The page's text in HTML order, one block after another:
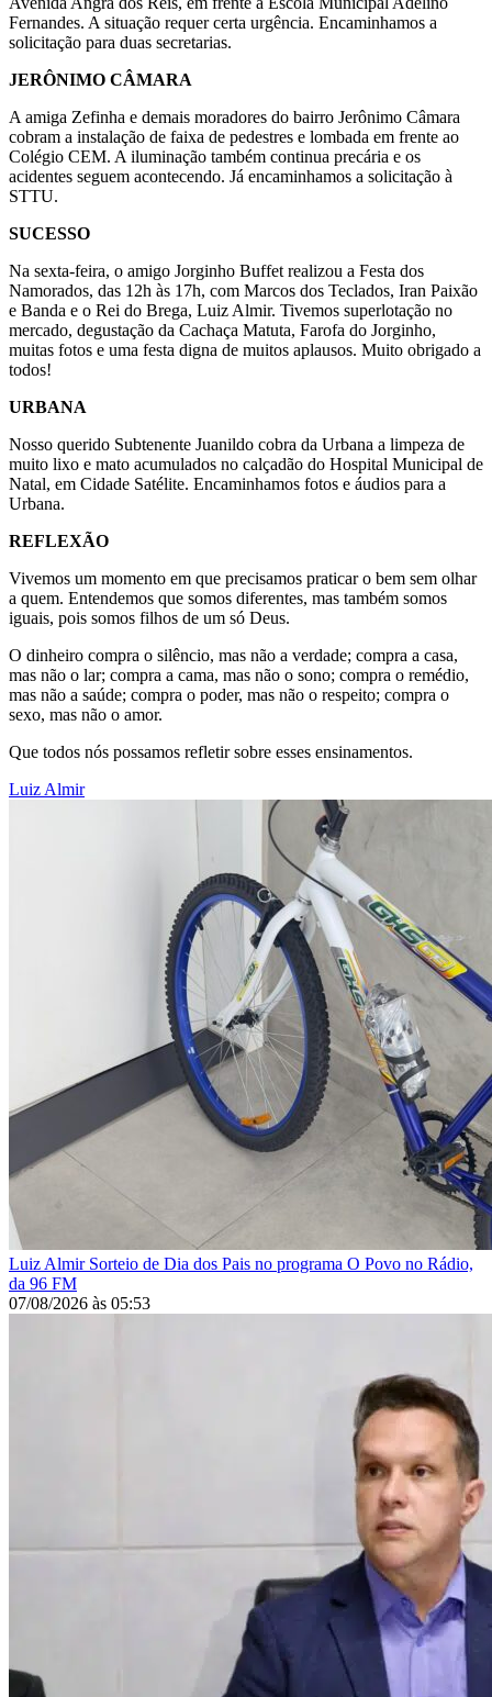
Fernandes. A situação requer certa urgência. Encaminhamos a
solicitação para duas secretarias.
JERÔNIMO CÂMARA
A amiga Zefinha e demais moradores do bairro Jerônimo Câmara
cobram a instalação de faixa de pedestres e lombada em frente ao
Colégio CEM. A iluminação também continua precária e os
acidentes seguem acontecendo. Já encaminhamos a solicitação à
STTU.
SUCESSO
Na sexta-feira, o amigo Jorginho Buffet realizou a Festa dos
Namorados, das 12h às 17h, com Marcos dos Teclados, Iran Paixão
e Banda e o Rei do Brega, Luiz Almir. Tivemos superlotação no
mercado, degustação da Cachaça Matuta, Farofa do Jorginho,
muitas fotos e uma festa digna de muitos aplausos. Muito obrigado a
todos!
URBANA
Nosso querido Subtenente Juanildo cobra da Urbana a limpeza de
muito lixo e mato acumulados no calçadão do Hospital Municipal de
Natal, em Cidade Satélite. Encaminhamos fotos e áudios para a
Urbana.
REFLEXÃO
Vivemos um momento em que precisamos praticar o bem sem olhar
a quem. Entendemos que somos diferentes, mas também somos
iguais, pois somos filhos de um só Deus.
O dinheiro compra o silêncio, mas não a verdade; compra a casa,
mas não o lar; compra a cama, mas não o sono; compra o remédio,
mas não a saúde; compra o poder, mas não o respeito; compra o
sexo, mas não o amor.
Que todos nós possamos refletir sobre esses ensinamentos.
Luiz Almir
Luiz Almir Sorteio de Dia dos Pais no programa O Povo no Rádio,
da 96 FM
07/08/2026 às 05:53